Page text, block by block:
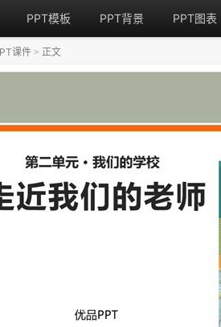
PPT模板 PPT背景 PPT图表
课件 > 正文